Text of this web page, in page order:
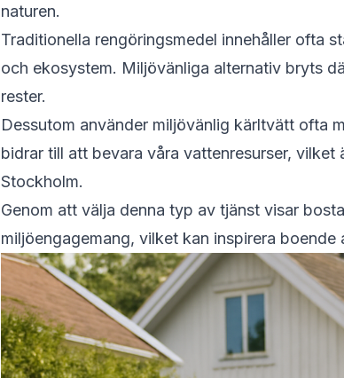
naturen.
Traditionella rengöringsmedel innehåller ofta
och ekosystem. Miljövänliga alternativ bryts
rester.
Dessutom använder miljövänlig kärltvätt ofta
bidrar till att bevara våra vattenresurser,
Stockholm.
Genom att välja denna typ av tjänst visar
miljöengagemang, vilket kan inspirera